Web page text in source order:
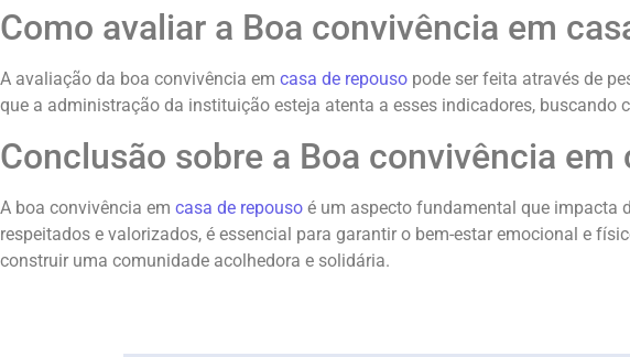
Como avaliar a Boa convivência em
A avaliação da boa convivência em casa de repouso pode ser feita através de
que a administração da instituição esteja atenta a esses indicadores,
Conclusão sobre a Boa convivência em
A boa convivência em casa de repouso é um aspecto fundamental que impacta
respeitados e valorizados, é essencial para garantir o bem-estar emocional e
construir uma comunidade acolhedora e solidária.